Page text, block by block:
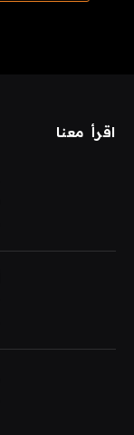
اقرأ معنا